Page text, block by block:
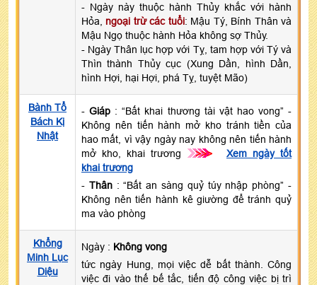
- Ngày này thuộc hành Thủy khắc với hành
Hỏa, ngoại trừ các tuổi: Mậu Tý, Bính Thân và
Mậu Ngọ thuộc hành Hỏa không sợ Thủy.
- Ngày Thân lục hợp với Tỵ, tam hợp với Tý và
Thìn thành Thủy cục (Xung Dần, hình Dần,
hình Hợi, hại Hợi, phá Tỵ, tuyệt Mão)
Bành Tổ
Bách Kị
Nhật
-Giáp : “Bất khai thương tài vật hao vong” -
Không nên tiến hành mở kho tránh tiền của
hao mất, vì vậy ngày nay không nên tiến hành
mở kho, khai trương
>>>
Xem ngày tốt
khai trương
- Thân: “Bất an sàng quỷ túy nhập phòng” -
Không nên tiến hành kê giường để tránh quỷ
ma vào phòng
Khổng
Minh Lục
Diệu
Ngày : Không vong
tức ngày Hung, mọi việc dễ bất thành. Công
việc đi vào thế bế tắc, tiến độ công việc bị trì